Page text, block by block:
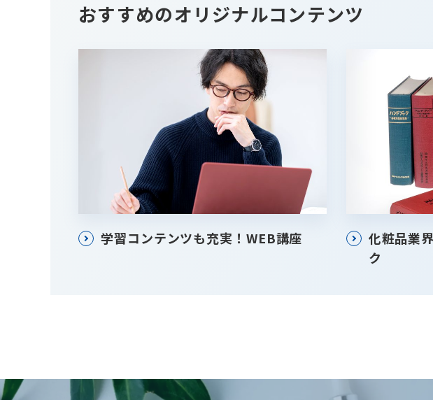
おすすめのオリジナルコンテンツ
学習コンテンツも充実！WEB講座
化粧品業
ク